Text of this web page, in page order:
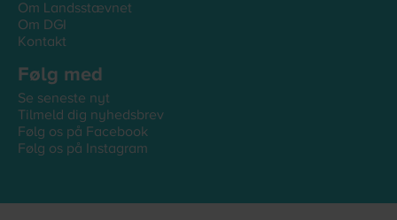
Om Landsstævnet
Om DGI
Kontakt
Følg med
Se seneste nyt
Tilmeld dig nyhedsbrev
Følg os på Facebook
Følg os på Instagram